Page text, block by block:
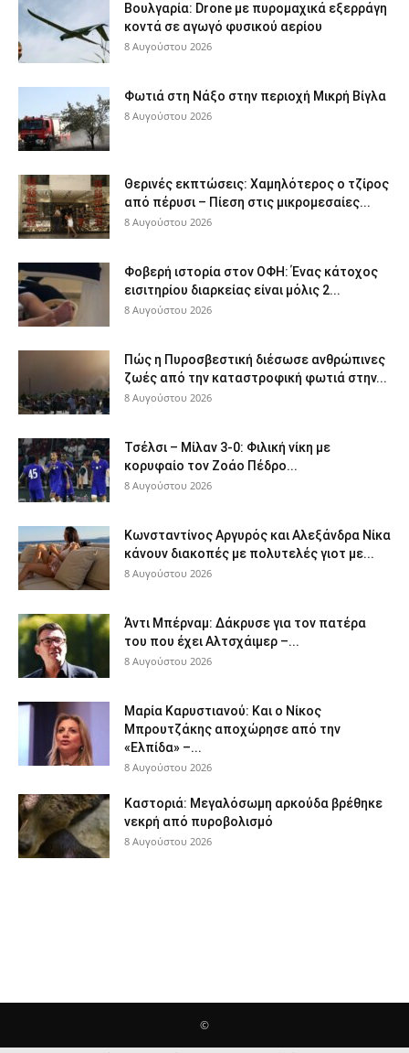
Βουλγαρία: Drone με πυρομαχικά εξερράγη
κοντά σε αγωγό φυσικού αερίου
8 Αυγούστου 2026
Φωτιά στη Νάξο στην περιοχή Μικρή Βίγλα
8 Αυγούστου 2026
Θερινές εκπτώσεις: Χαμηλότερος ο τζίρος
από πέρυσι – Πίεση στις μικρομεσαίες...
8 Αυγούστου 2026
Φοβερή ιστορία στον ΟΦΗ: Ένας κάτοχος
εισιτηρίου διαρκείας είναι μόλις 2...
8 Αυγούστου 2026
Πώς η Πυροσβεστική διέσωσε ανθρώπινες
ζωές από την καταστροφική φωτιά στην...
8 Αυγούστου 2026
Τσέλσι – Μίλαν 3-0: Φιλική νίκη με
κορυφαίο τον Ζοάο Πέδρο...
8 Αυγούστου 2026
Κωνσταντίνος Αργυρός και Αλεξάνδρα Νίκα
κάνουν διακοπές με πολυτελές γιοτ με...
8 Αυγούστου 2026
Άντι Μπέρναμ: Δάκρυσε για τον πατέρα
του που έχει Αλτσχάιμερ –...
8 Αυγούστου 2026
Μαρία Καρυστιανού: Και ο Νίκος
Μπρουτζάκης αποχώρησε από την
«Ελπίδα» –...
8 Αυγούστου 2026
Καστοριά: Μεγαλόσωμη αρκούδα βρέθηκε
νεκρή από πυροβολισμό
8 Αυγούστου 2026
©